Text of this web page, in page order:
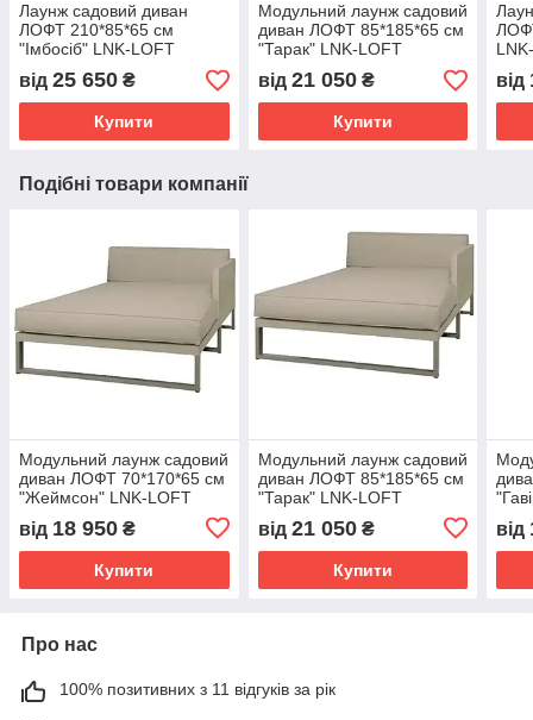
Лаунж садовий диван
ЛОФТ 210*85*65 см
"Імбосіб" LNK-LOFT
від 25 650 ₴
Купити
Модульний лаунж садовий
диван ЛОФТ 85*185*65 см
"Тарак" LNK-LOFT
від 21 050₴
Купити
від
Подібні товари компанії
Модульний лаунж садовий
диван ЛОФТ 70*170*65 см
"Жеймсон" LNK-LOFT
від 18 950 ₴
Купити
Модульний лаунж садовий
диван ЛОФТ 85*185*65 см
"Тарак" LNK-LOFT
від 21 050₴
Купити
від
Про нас
100% позитивних з 11 відгуків за рік